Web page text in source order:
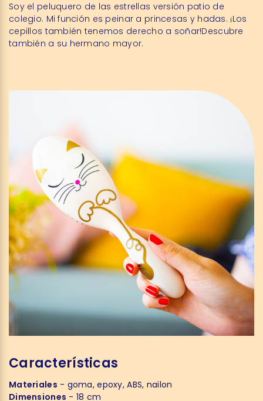
Soy el peluquero de las estrellas versión patio de
colegio. Mi función es peinar a princesas y hadas. ¡Los
cepillos también tenemos derecho a soñar!Descubre
también a su hermano mayor.
Características
Materiales - goma, epoxy, ABS, nailon
Dimensiones - 18 cm